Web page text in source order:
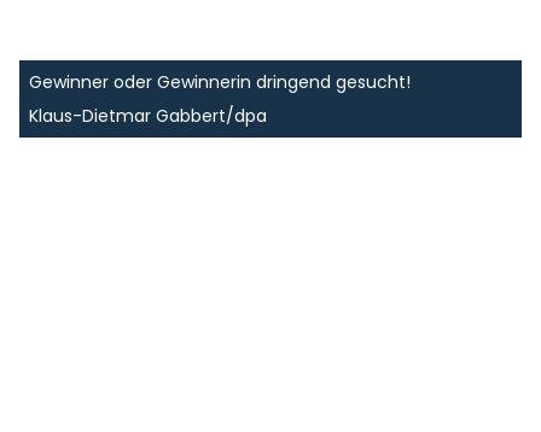
Gewinner oder Gewinnerin dringend gesucht!
Klaus-Dietmar Gabbert/dpa